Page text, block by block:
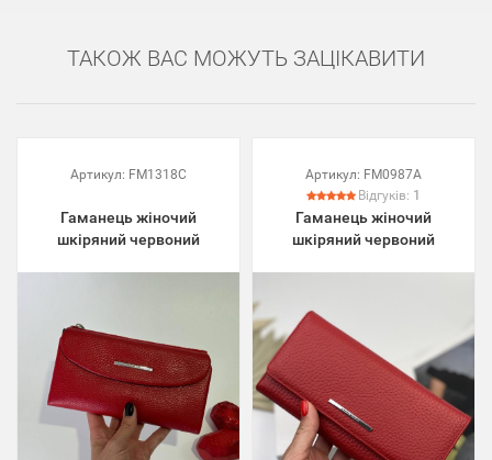
ТАКОЖ ВАС МОЖУТЬ ЗАЦІКАВИТИ
Артикул: FM1318C
Гаманець жіночий
шкіряний червоний
Артикул: FM0987A
Відгуків: 1
Гаманець жіночий
шкіряний червоний